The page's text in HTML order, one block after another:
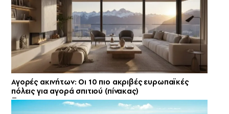
Αγορές ακινήτων: Οι 10 πιο ακριβές ευρωπαϊκές
πόλεις για αγορά σπιτιού (πίνακας)